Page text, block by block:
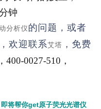
钟
分析仪 的问题，或者
欢迎联系艾塔 ，免费
， 400-0027-510，
即将帮你get原子荧光光谱仪